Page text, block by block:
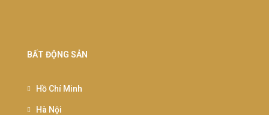
BẤT ĐỘNG SẢN
Hồ Chí Minh
Hà Nội